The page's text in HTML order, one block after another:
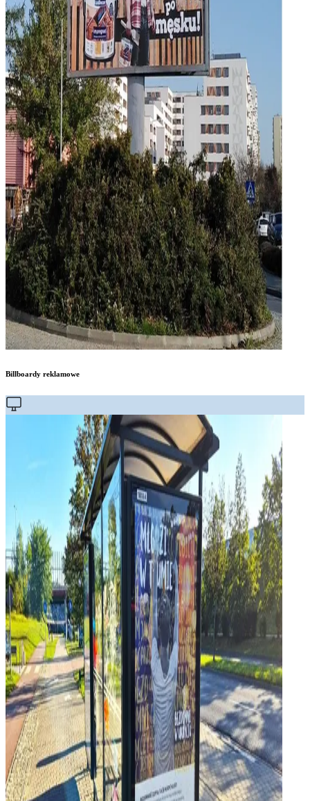
Billboardy reklamowe